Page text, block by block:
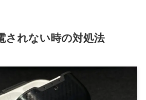
されない時の対処法